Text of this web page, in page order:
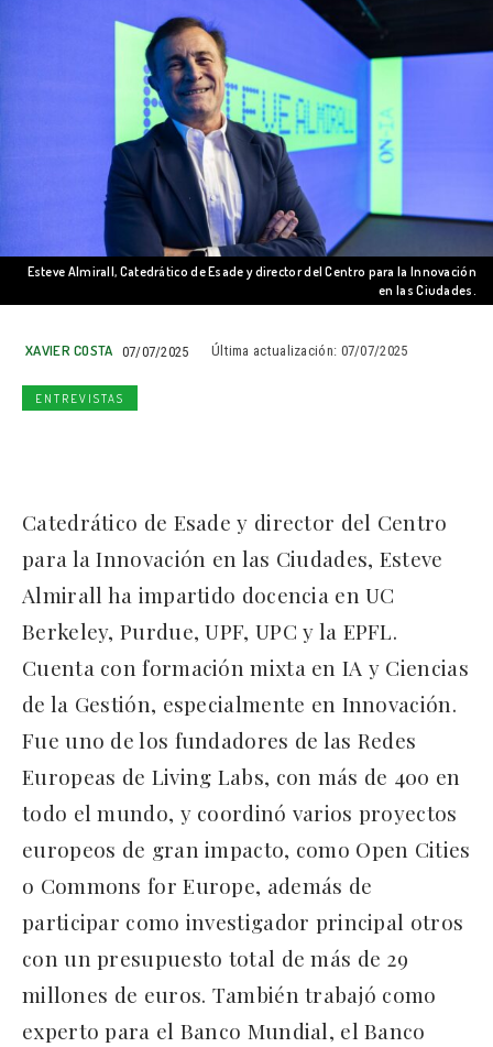
Esteve Almirall, Catedrático de Esade y director del Centro para la Innovación
en las Ciudades.
XAVIER COSTA 07/07/2025 Última actualización: 07/07/2025
ENTREVISTAS
Catedrático de Esade y director del Centro
para la Innovación en las Ciudades, Esteve
Almirall ha impartido docencia en UC
Berkeley, Purdue, UPF, UPC y la EPFL.
Cuenta con formación mixta en IA y Ciencias
de la Gestión, especialmente en Innovación.
Fue uno de los fundadores de las Redes
Europeas de Living Labs, con más de 400 en
todo el mundo, y coordinó varios proyectos
europeos de gran impacto, como Open Cities
o Commons for Europe, además de
participar como investigador principal otros
con un presupuesto total de más de 29
millones de euros. También trabajó como
experto para el Banco Mundial, el Banco